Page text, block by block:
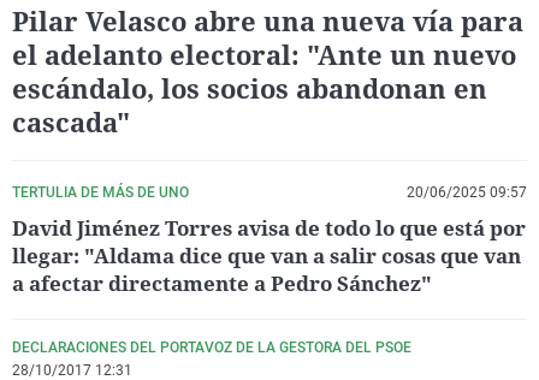
Pilar Velasco abre una nueva vía para
el adelanto electoral: "Ante un nuevo
escándalo, los socios abandonan en
cascada"
TERTULIA DE MÁS DE UNO 20/06/2025 09:57
David Jiménez Torres avisa de todo lo que está por
llegar: "Aldama dice que van a salir cosas que van
a afectar directamente a Pedro Sánchez"
DECLARACIONES DEL PORTAVOZ DE LA GESTORA DEL PSOE
28/10/2017 12:31